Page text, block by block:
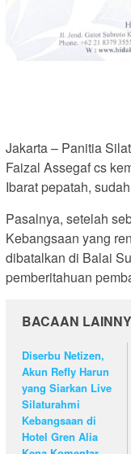
Jakarta – Panitia
Faizal Assegaf cs
Ibarat pepatah,
Pasalnya, setelah
Kebangsaan yang
dibatalkan di Balai
pemberitahuan
BACAAN
Diserbu Netizen,
Akun Refly Harun
yang Siarkan Live
Silaturahmi
Kebangsaan di
Hotel Gren Alia